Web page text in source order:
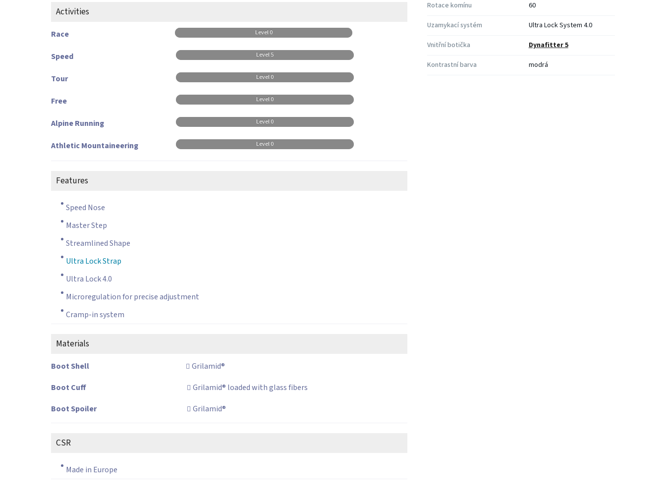
Activities
Race Level 0
Speed Level 5
Tour Level 0
Free Level 0
Alpine Running Level 0
Athletic Mountaineering Level 0
Features
Speed Nose
Master Step
Streamlined Shape
Ultra Lock Strap
Ultra Lock 4.0
Microregulation for precise adjustment
Cramp-in system
Materials
Boot Shell
Grilamid®
Boot Cuff
Grilamid® loaded with glass fibers
Boot Spoiler
Grilamid®
CSR
Made in Europe
Rotace komínu
60
Uzamykací systém
Ultra Lock System 4.0
Vnitřní botička
Dynafitter 5
Kontrastní barva
modrá